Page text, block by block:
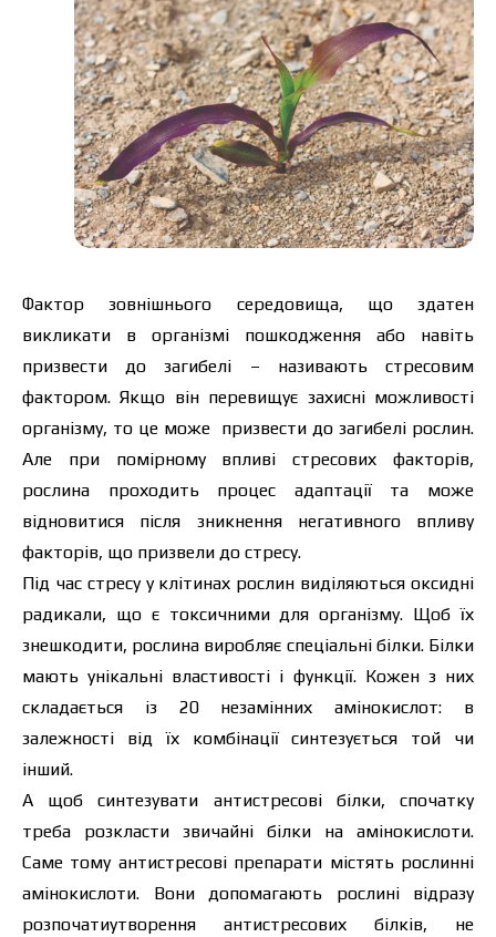
Фактор зовнішнього середовища, що здатен
викликати в організмі пошкодження або навіть
призвести до загибелі – називають стресовим
фактором. Якщо він перевищує захисні можливості
організму, то це може призвести до загибелі рослин.
Але при помірному впливі стресових факторів,
рослина проходить процес адаптації та може
відновитися після зникнення негативного впливу
факторів, що призвели до стресу.
Під час стресу у клітинах рослин виділяються оксидні
радикали, що є токсичними для організму. Щоб їх
знешкодити, рослина виробляє спеціальні білки. Білки
мають унікальні властивості і функції. Кожен з них
складається із 20 незамінних амінокислот: в
залежності від їх комбінації синтезується той чи
інший.
А щоб синтезувати антистресові білки, спочатку
треба розкласти звичайні білки на амінокислоти.
Саме тому антистресові препарати містять рослинні
амінокислоти. Вони допомагають рослині відразу
розпочатиутворення антистресових білків, не